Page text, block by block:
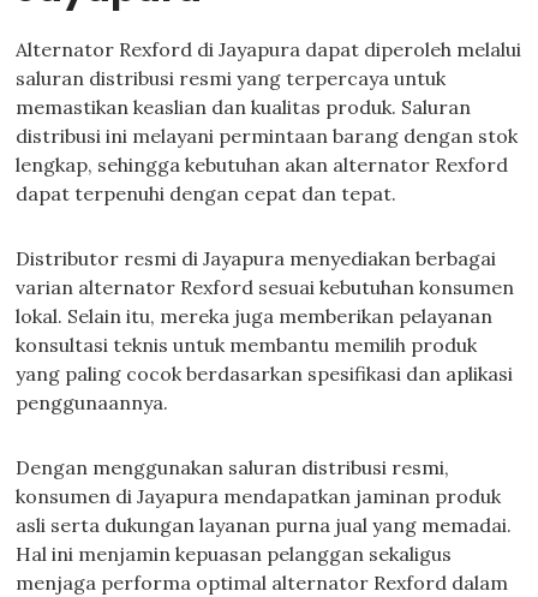
Alternator Rexford di Jayapura dapat diperoleh melalui
saluran distribusi resmi yang terpercaya untuk
memastikan keaslian dan kualitas produk. Saluran
distribusi ini melayani permintaan barang dengan stok
lengkap, sehingga kebutuhan akan alternator Rexford
dapat terpenuhi dengan cepat dan tepat.
Distributor resmi di Jayapura menyediakan berbagai
varian alternator Rexford sesuai kebutuhan konsumen
lokal. Selain itu, mereka juga memberikan pelayanan
konsultasi teknis untuk membantu memilih produk
yang paling cocok berdasarkan spesifikasi dan aplikasi
penggunaannya.
Dengan menggunakan saluran distribusi resmi,
konsumen di Jayapura mendapatkan jaminan produk
asli serta dukungan layanan purna jual yang memadai.
Hal ini menjamin kepuasan pelanggan sekaligus
menjaga performa optimal alternator Rexford dalam